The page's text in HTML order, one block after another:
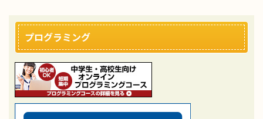
プログラミング